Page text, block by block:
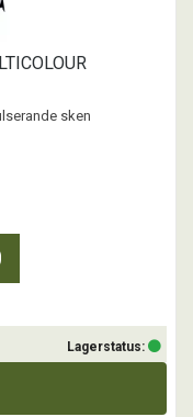
sken
Lagerstatus: